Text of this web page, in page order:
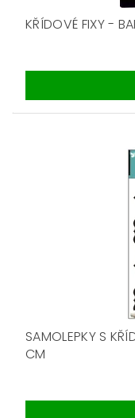
KŘÍDOVÉ FIXY -
SAMOLEPKY S
CM